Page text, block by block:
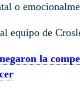
o
equipo de
la